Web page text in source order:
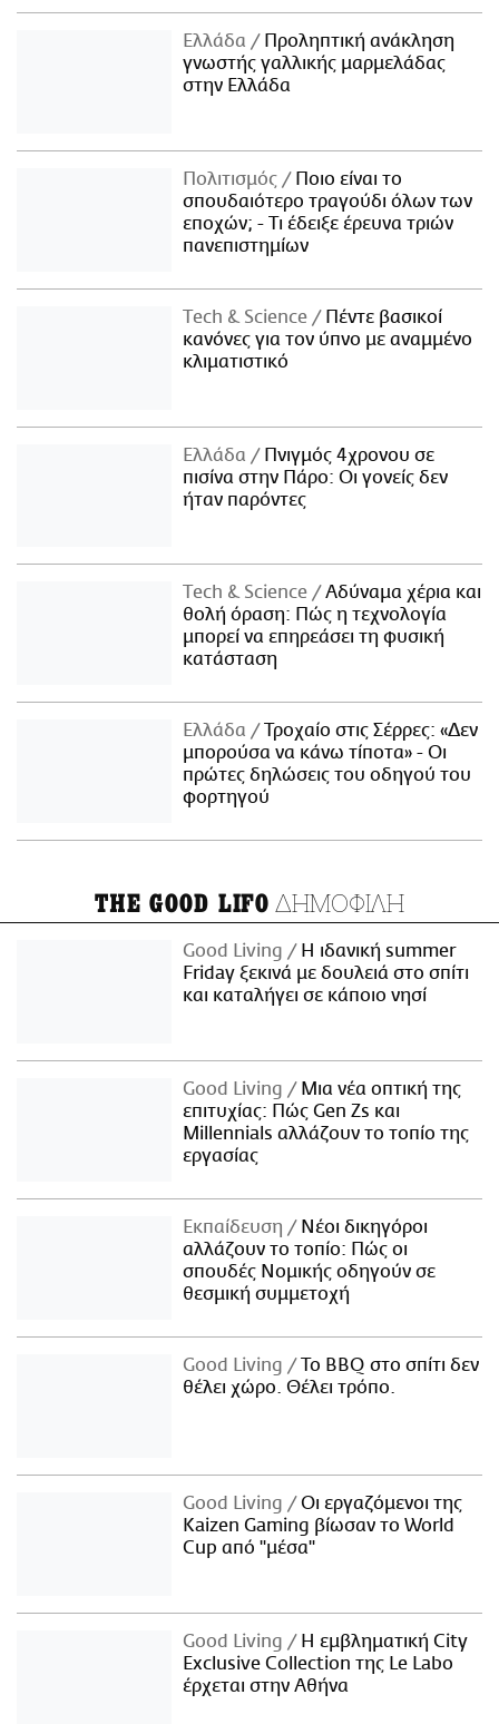
Ελλάδα
Προληπτική ανάκληση
γνωστής γαλλικής μαρμελάδας
στην Ελλάδα
Πολιτισμός
Ποιο είναι το
σπουδαιότερο τραγούδι όλων των
εποχών; - Τι έδειξε έρευνα τριών
πανεπιστημίων
Τech & Science
Πέντε βασικοί
κανόνες για τον ύπνο με αναμμένο
κλιματιστικό
Ελλάδα
Πνιγμός 4χρονου σε
πισίνα στην Πάρο: Οι γονείς δεν
ήταν παρόντες
Τech & Science
Αδύναμα χέρια και
θολή όραση: Πώς η τεχνολογία
μπορεί να επηρεάσει τη φυσική
κατάσταση
Ελλάδα
Τροχαίο στις Σέρρες: «Δεν
μπορούσα να κάνω τίποτα» - Οι
πρώτες δηλώσεις του οδηγού του
φορτηγού
THE GOOD LIFO ΔΗΜΟΦΙΛΗ
Good Living
Η ιδανική summer
Friday ξεκινά με δουλειά στο σπίτι
και καταλήγει σε κάποιο νησί
Good Living
Μια νέα οπτική της
επιτυχίας: Πώς Gen Zs και
Millennials αλλάζουν το τοπίο της
εργασίας
Εκπαίδευση
Νέοι δικηγόροι
αλλάζουν το τοπίο: Πώς οι
σπουδές Νομικής οδηγούν σε
θεσμική συμμετοχή
Good Living
Το BBQ στο σπίτι δεν
θέλει χώρο. Θέλει τρόπο.
Good Living
Οι εργαζόμενοι της
Kaizen Gaming βίωσαν το World
Cup από "μέσα"
Good Living
Η εμβληματική City
Exclusive Collection της Le Labo
έρχεται στην Αθήνα